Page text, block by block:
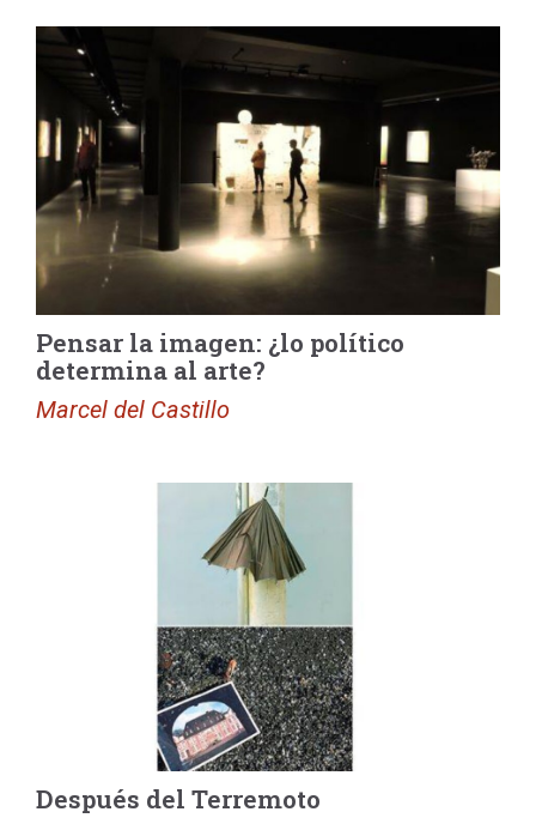
Pensar la imagen: ¿lo político
determina al arte?
Marcel del Castillo
Después del Terremoto